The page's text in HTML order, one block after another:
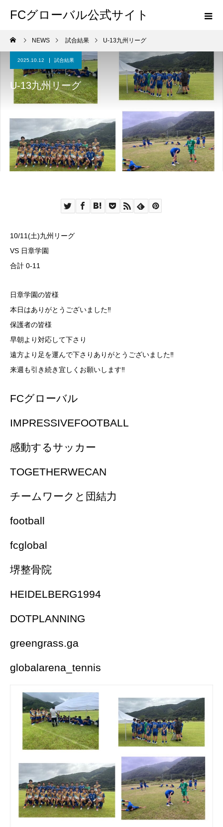
FCグローバル公式サイト
NEWS 試合結果 U-13九州リーグ
2025.10.12 試合結果
U-13九州リーグ
10/11(土)九州リーグ
VS 日章学園
合計 0-11
日章学園の皆様
本日はありがとうございました‼️
保護者の皆様
早朝より対応して下さり
遠方より足を運んで下さりありがとうございました‼️
来週も引き続き宜しくお願いします‼️
FCグローバル
IMPRESSIVEFOOTBALL
感動するサッカー
TOGETHERWECAN
チームワークと団結力
football
fcglobal
堺整骨院
HEIDELBERG1994
DOTPLANNING
greengrass.ga
globalarena_tennis